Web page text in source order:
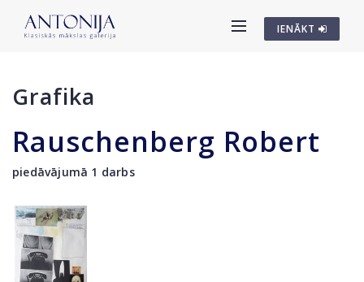
IENĀKT
Grafika
Rauschenberg Robert
piedāvājumā 1 darbs